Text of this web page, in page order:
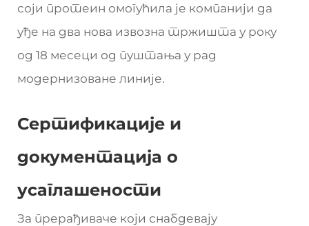
соји протеин омогућила је компанији да
уђе на два нова извозна тржишта у року
од 18 месеци од пуштања у рад
модернизоване линије.
Сертификације и
документација о
усаглашености
За прерађиваче који снабдевају